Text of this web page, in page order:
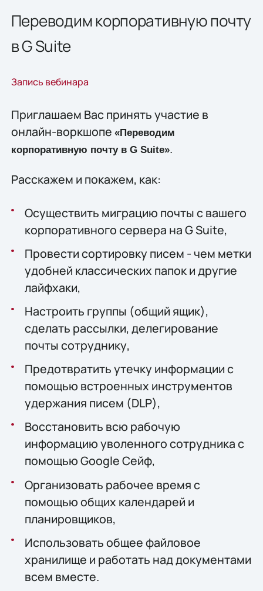
Переводим корпоративную почту
в G Suite
Запись вебинара
Приглашаем Вас принять участие в
онлайн-воркшопе «Переводим
корпоративную почту в G Suite».
Расскажем и покажем, как:
Осуществить миграцию почты с вашего
корпоративного сервера на G Suite,
Провести сортировку писем - чем метки
удобней классических папок и другие
лайфхаки,
Настроить группы (общий ящик),
сделать рассылки, делегирование
почты сотруднику,
Предотвратить утечку информации с
помощью встроенных инструментов
удержания писем (DLP),
Восстановить всю рабочую
информацию уволенного сотрудника с
помощью Google Сейф,
Организовать рабочее время с
помощью общих календарей и
планировщиков,
Использовать общее файловое
хранилище и работать над документами
всем вместе.